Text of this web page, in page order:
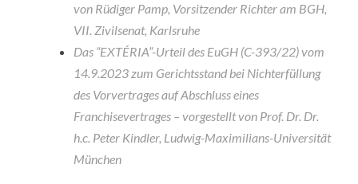
von Rüdiger Pamp, Vorsitzender Richter am BGH,
VII. Zivilsenat, Karlsruhe
Das “EXTÉRIA”-Urteil des EuGH (C-393/22) vom
14.9.2023 zum Gerichtsstand bei Nichterfüllung
des Vorvertrages auf Abschluss eines
Franchisevertrages – vorgestellt von Prof. Dr. Dr.
h.c. Peter Kindler, Ludwig-Maximilians-Universität
München